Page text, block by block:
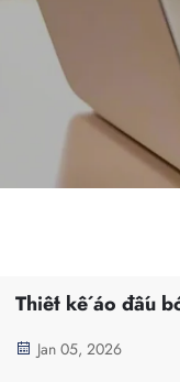
Thiết kế áo đấu
Jan 05, 2026